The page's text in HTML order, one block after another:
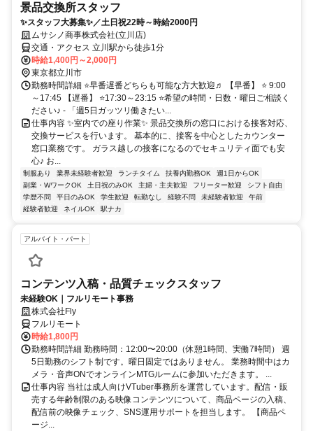
景品交換所スタッフ
✨スタッフ大募集✨／土日祝22時～時給2000円
ムサシノ商事株式会社(立川店)
交通・アクセス 立川駅から徒歩1分
時給1,400円～2,000円
東京都立川市
勤務時間詳細 ⭐早番遅番どちらも可能な方大歓迎♬ 【早番】 ⭐ 9:00
～17:45 【遅番】 ⭐17:30～23:15 ⭐希望の時間・日数・曜日ご相談く
ださい♪ - 「週5日ガッツリ働きたい...
仕事内容 ✨室内での座り作業✨ 景品交換所の窓口における接客対応、
交換サービスを行います。 基本的に、接客を中心としたカウンター
窓口業務です。 ガラス越しの接客になるのでセキュリティ面でも安
心♪ お...
制服あり 業界未経験者歓迎 ランチタイム 扶養内勤務OK
週1日からOK
副業・WワークOK
土日祝のみOK 主婦・主夫歓迎 フリーター歓迎
シフト自由
学歴不問
平日のみOK 学生歓迎 転勤なし 経験不問 未経験者歓迎
午前
経験者歓迎
ネイルOK 駅ナカ
アルバイト・パート
コンテンツ入稿・品質チェックスタッフ
未経験OK｜フルリモート事務
株式会社Fly
フルリモート
時給1,800円
勤務時間詳細 勤務時間：12:00〜20:00（休憩1時間、実働7時間） 週
5日勤務のシフト制です。曜日固定ではありません。 業務時間中はカ
メラ・音声ONでオンラインMTGルームに参加いただきます。 ...
仕事内容 当社は成人向けVTuber事務所を運営しています。配信・販
売する年齢制限のある映像コンテンツについて、商品ページの入稿、
配信前の映像チェック、SNS運用サポートを担当します。 【商品ペ
ージ...